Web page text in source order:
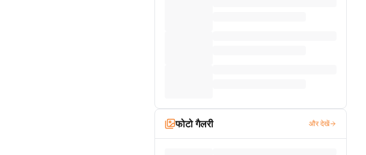
फोटो गैलरी और देखें